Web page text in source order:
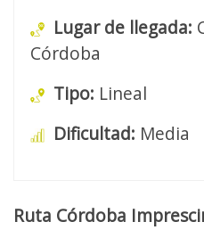
Lugar de llegada:
Córdoba
Tipo: Lineal
Dificultad: Media
Ruta Córdoba